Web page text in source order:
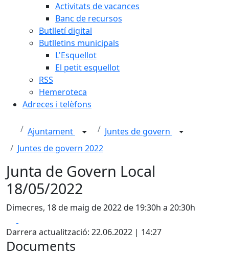
Activitats de vacances
Banc de recursos
Butlletí digital
Butlletins municipals
L'Esquellot
El petit esquellot
RSS
Hemeroteca
Adreces i telèfons
Ajuntament
Juntes de govern
Juntes de govern 2022
Junta de Govern Local
18/05/2022
Dimecres, 18 de maig de 2022 de 19:30h a 20:30h
Darrera actualització: 22.06.2022 | 14:27
Documents